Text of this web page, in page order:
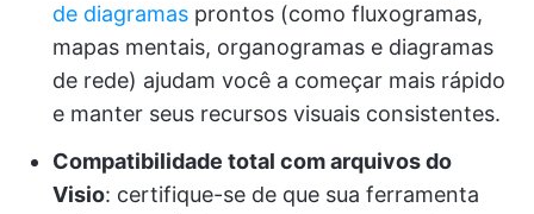
de diagramas prontos (como fluxogramas,
mapas mentais, organogramas e diagramas
de rede) ajudam você a começar mais rápido
e manter seus recursos visuais consistentes.
Compatibilidade total com arquivos do
Visio: certifique-se de que sua ferramenta